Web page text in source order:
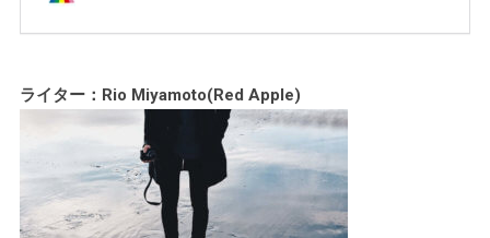
ライター：Rio Miyamoto(Red Apple)